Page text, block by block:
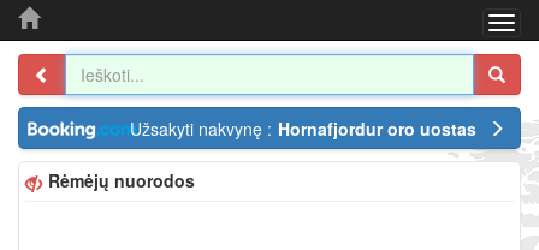
Užsakyti nakvynę : Hornafjordur oro uostas
Rėmėjų nuorodos